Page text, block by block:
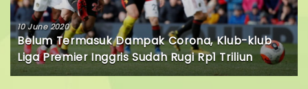
10 June 2020
Belum Termasuk Dampak Corona, Klub-klub
Liga Premier Inggris Sudah Rugi Rp1 Triliun